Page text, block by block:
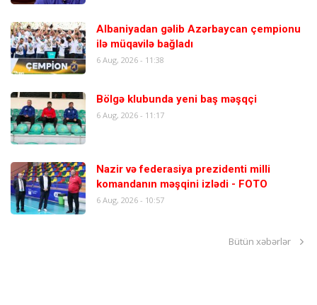
Albaniyadan gəlib Azərbaycan çempionu
ilə müqavilə bağladı
6 Aug, 2026 - 11:38
Bölgə klubunda yeni baş məşqçi
6 Aug, 2026 - 11:17
Nazir və federasiya prezidenti milli
komandanın məşqini izlədi - FOTO
6 Aug, 2026 - 10:57
Bütün xəbərlər